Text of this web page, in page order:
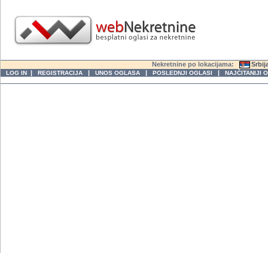
Nekretnine po lokacijama:
LOG IN | REGISTRACIJA | UNOS OGLASA | POSLEDNJI OGLASI | NAJČITANIJI